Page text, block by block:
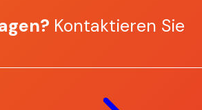
Kontaktieren Sie